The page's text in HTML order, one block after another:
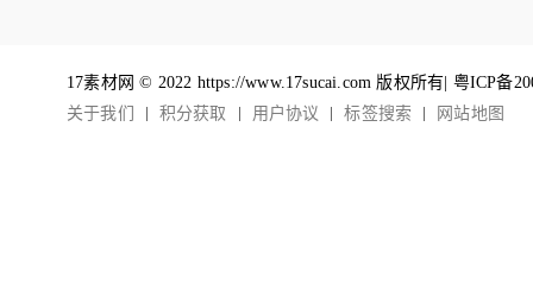
17素材网 © 2022 https://www.17sucai.com 版权所有| 粤ICP备
关于我们
积分获取 用户协议 标签搜索 网站地图